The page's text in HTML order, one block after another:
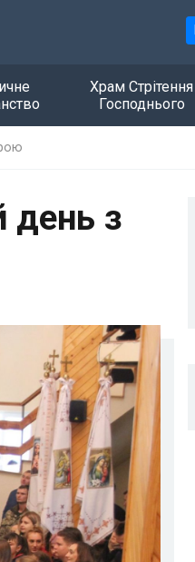
Храм Стрітення
Господнього
день з